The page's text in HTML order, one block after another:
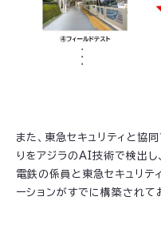
また、東急セキュリティと協
りをアジラのAI技術で検出
電鉄の係員と東急セキュリテ
ーションがすでに構築されて